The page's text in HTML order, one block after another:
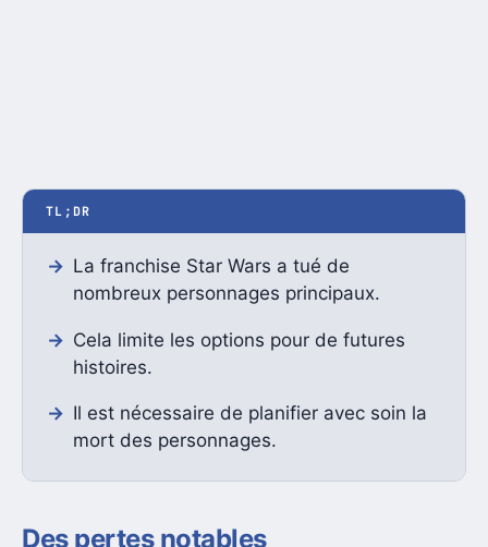
TL;DR
La franchise Star Wars a tué de
nombreux personnages principaux.
Cela limite les options pour de futures
histoires.
Il est nécessaire de planifier avec soin la
mort des personnages.
Des pertes notables